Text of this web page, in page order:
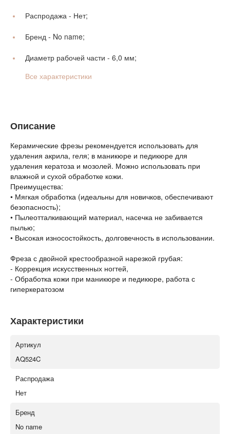
Распродажа - Нет;
Бренд - No name;
Диаметр рабочей части - 6,0 мм;
Все характеристики
Описание
Керамические фрезы рекомендуется использовать для
удаления акрила, геля; в маникюре и педикюре для
удаления кератоза и мозолей. Можно использовать при
влажной и сухой обработке кожи.
Преимущества:
• Мягкая обработка (идеальны для новичков, обеспечивают
безопасность);
• Пылеотталкивающий материал, насечка не забивается
пылью;
• Высокая износостойкость, долговечность в использовании.
Фреза с двойной крестообразной нарезкой грубая:
- Коррекция искусственных ногтей,
- Обработка кожи при маникюре и педикюре, работа с
гиперкератозом
Характеристики
Артикул
AQ524C
Распродажа
Нет
Бренд
No name